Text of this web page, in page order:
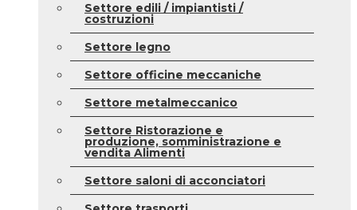
Settore edili / impiantisti /
costruzioni
Settore legno
Settore officine meccaniche
Settore metalmeccanico
Settore Ristorazione e
produzione, somministrazione e
vendita Alimenti
Settore saloni di acconciatori